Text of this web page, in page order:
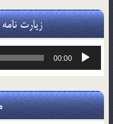
زیارت
پخش‌کننده
00:00